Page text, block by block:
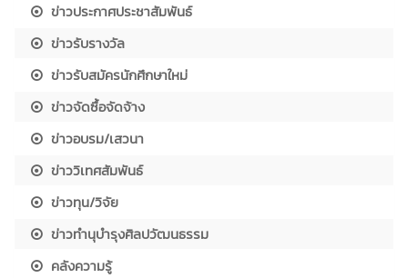
ข่าวประกาศประชาสัมพันธ์
ข่าวรับรางวัล
ข่าวรับสมัครนักศึกษาใหม่
ข่าวจัดซื้อจัดจ้าง
ข่าวอบรม/เสวนา
ข่าววิเทศสัมพันธ์
ข่าวทุน/วิจัย
ข่าวทำนุบำรุงศิลปวัฒนธรรม
คลังความรู้